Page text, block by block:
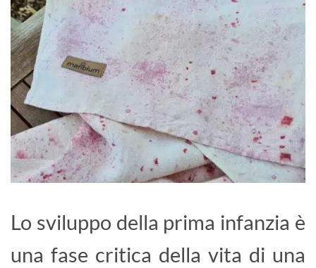
Lo sviluppo della prima infanzia è
una fase critica della vita di una